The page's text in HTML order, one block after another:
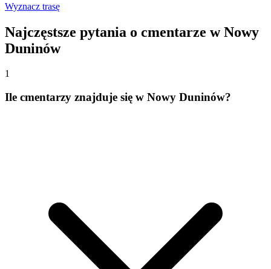
Wyznacz trasę
Najczęstsze pytania o cmentarze w Nowy
Duninów
1
Ile cmentarzy znajduje się w Nowy Duninów?